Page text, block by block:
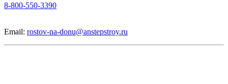
8-800-550-3390
Email: rostov-na-donu@anstepstroy.ru